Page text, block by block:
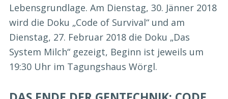
Lebensgrundlage. Am Dienstag, 30. Jänner 2018
wird die Doku „Code of Survival“ und am
Dienstag, 27. Februar 2018 die Doku „Das
System Milch“ gezeigt, Beginn ist jeweils um
19:30 Uhr im Tagungshaus Wörgl.